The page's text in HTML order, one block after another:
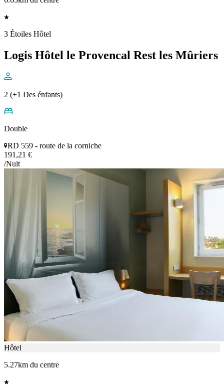
3 Étoiles Hôtel
Logis Hôtel le Provencal Rest les Mûriers
2 (+1 Des énfants)
Double
RD 559 - route de la corniche
191,21 €
/Nuit
Hôtel
5.27km du centre